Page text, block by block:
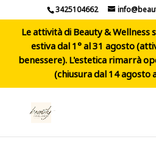
3425104662
Le attività di Beauty & Wellness
estiva dal 1° al 31 agosto
benessere). L'estetica rimarrà
(chiusura dal 14 agosto